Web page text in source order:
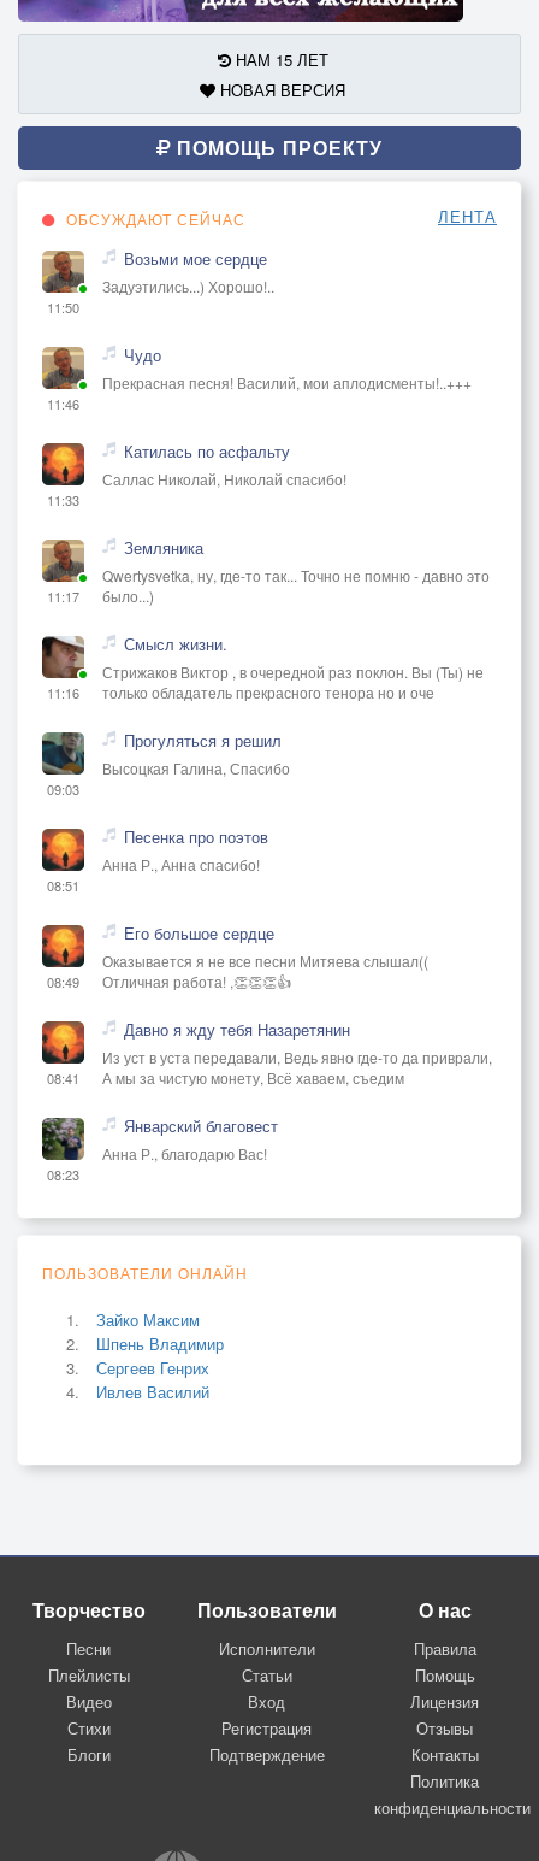
НАМ 15 ЛЕТ
НОВАЯ ВЕРСИЯ
ПОМОЩЬ ПРОЕКТУ
ОБСУЖДАЮТ СЕЙЧАС ЛЕНТА
11:50
Возьми мое сердце
Задуэтились...) Хорошо!..
11:46
Чудо
Прекрасная песня! Василий, мои аплодисменты!..+++
11:33
Катилась по асфальту
Саллас Николай, Николай спасибо!
11:17
Земляника
Qwertysvetka, ну, где-то так... Точно не помню - давно это
было...)
11:16
Смысл жизни.
Стрижаков Виктор , в очередной раз поклон. Вы (Ты) не
только обладатель прекрасного тенора но и оче
09:03
Прогуляться я решил
Высоцкая Галина, Спасибо
08:51
Песенка про поэтов
Анна Р., Анна спасибо!
08:49
Его большое сердце
Оказывается я не все песни Митяева слышал((
Отличная работа! ,👏👏👏👍
08:41
Давно я жду тебя Назаретянин
Из уст в уста передавали, Ведь явно где-то да приврали,
А мы за чистую монету, Всё хаваем, съедим
08:23
Январский благовест
Анна Р., благодарю Вас!
ПОЛЬЗОВАТЕЛИ ОНЛАЙН
Зайко Максим
Шпень Владимир
Сергеев Генрих
Ивлев Василий
Творчество
Песни
Плейлисты
Видео
Стихи
Блоги
Пользователи
Исполнители
Статьи
Вход
Регистрация
Подтверждение
О нас
Правила
Помощь
Лицензия
Отзывы
Контакты
Политика
конфиденциальности